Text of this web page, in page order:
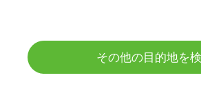
その他の目的地を